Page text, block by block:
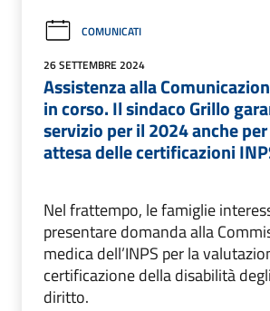
COMUNICATI
26 SETTEMBRE 2024
Assistenza alla
in corso. Il sindaco Grillo
servizio per il 2024 anche
attesa delle certificazioni
Nel frattempo, le famiglie
presentare domanda alla
medica dell’INPS per la
certificazione della disabilità
diritto.